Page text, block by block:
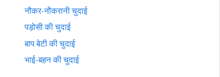
नौकर-नौकरानी चुदाई
पड़ोसी की चुदाई
बाप बेटी की चुदाई
भाई-बहन की चुदाई